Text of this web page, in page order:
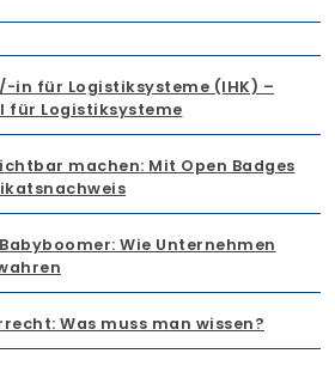
für Logistiksysteme (IHK) –
für Logistiksysteme
machen: Mit Open Badges
Wie Unternehmen
Was muss man wissen?